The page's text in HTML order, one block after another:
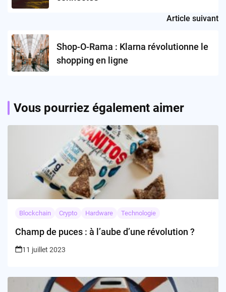
Article suivant
Shop-O-Rama : Klarna révolutionne le
shopping en ligne
Vous pourriez également aimer
Blockchain Crypto Hardware Technologie
Champ de puces : à l’aube d’une révolution ?
11 juillet 2023